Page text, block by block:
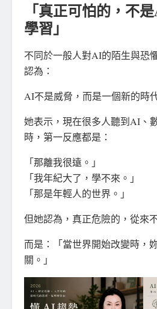
「真正可怕的，不
學習」
不同於一般人對AI的陌生與恐
認為：
AI不是威脅，而是一個新的時
她表示，現在很多人聽到AI、
時，第一反應都是：
「那離我很遠。」
「我年紀大了，學不來。」
「那是年輕人的世界。」
但她認為，真正危險的，從來
而是：「當世界開始改變時，
關。」